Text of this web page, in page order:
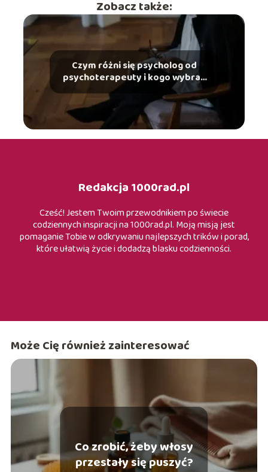
Zobacz także:
Czym różni się psycholog od
psychoterapeuty i kogo wybrać
w danej sytuacji?
Redakcja 1000rad.pl
Cześć! Jestem Twoim przewodnikiem po świecie
codziennych inspiracji na 1000rad.pl. Moją misją jest
pomaganie Tobie w odkrywaniu najlepszych trików i porad,
które ułatwią życie i dodadzą blasku codzienności.
Może Cię również zainteresować
Co zrobić, żeby włosy
przestały się puszyć?